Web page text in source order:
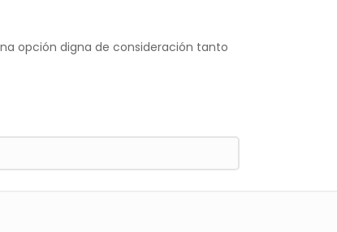
opción digna de consideración tanto